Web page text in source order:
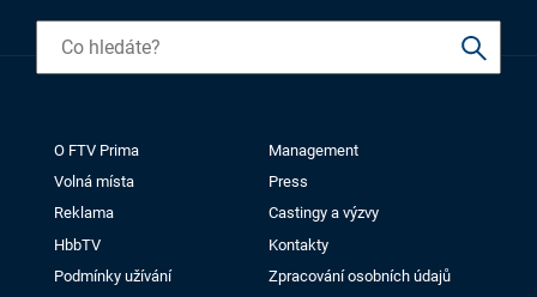
O FTV Prima
Management
Volná místa
Press
Reklama
Castingy a výzvy
HbbTV
Kontakty
Podmínky užívání
Zpracování osobních údajů